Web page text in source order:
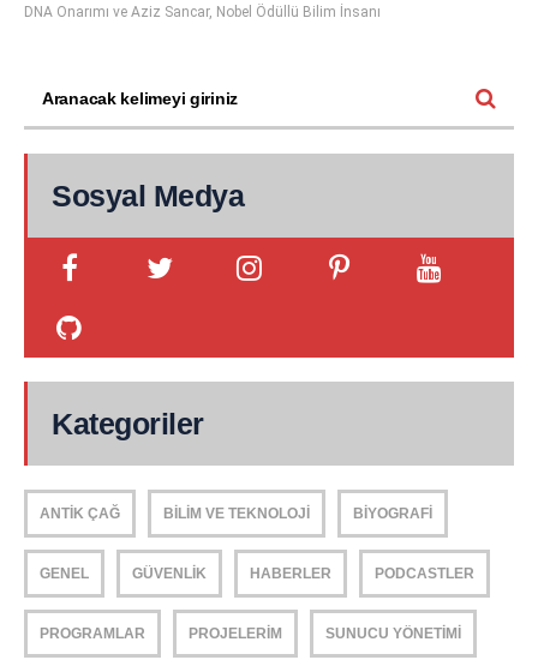
DNA Onarımı ve Aziz Sancar, Nobel Ödüllü Bilim İnsanı
Sosyal Medya
Kategoriler
ANTIK ÇAĞ BILIM VE TEKNOLOJI BIYOGRAFI
GENEL GÜVENLIK HABERLER PODCASTLER
PROGRAMLAR PROJELERIM SUNUCU YÖNETIMI